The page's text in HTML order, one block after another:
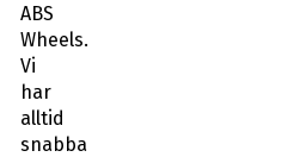
ABS
Wheels.
Vi
har
alltid
snabba